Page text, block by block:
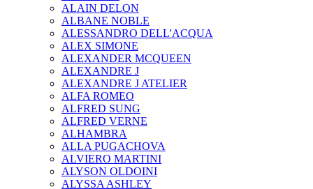
ALAIN DELON
ALBANE NOBLE
ALESSANDRO DELL'ACQUA
ALEX SIMONE
ALEXANDER MCQUEEN
ALEXANDRE J
ALEXANDRE J ATELIER
ALFA ROMEO
ALFRED SUNG
ALFRED VERNE
ALHAMBRA
ALLA PUGACHOVA
ALVIERO MARTINI
ALYSON OLDOINI
ALYSSA ASHLEY